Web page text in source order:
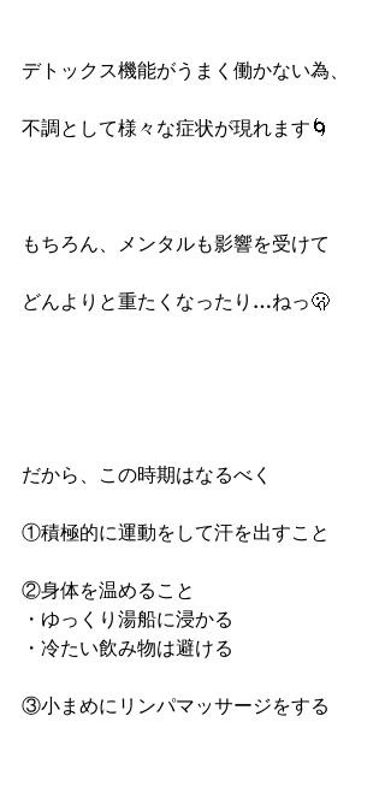
デトックス機能がうまく働かない為、
不調として様々な症状が現れます🌀
もちろん、メンタルも影響を受けて
どんよりと重たくなったり…ねっ🫢
だから、この時期はなるべく
①積極的に運動をして汗を出すこと
②身体を温めること
・ゆっくり湯船に浸かる
・冷たい飲み物は避ける
③小まめにリンパマッサージをする